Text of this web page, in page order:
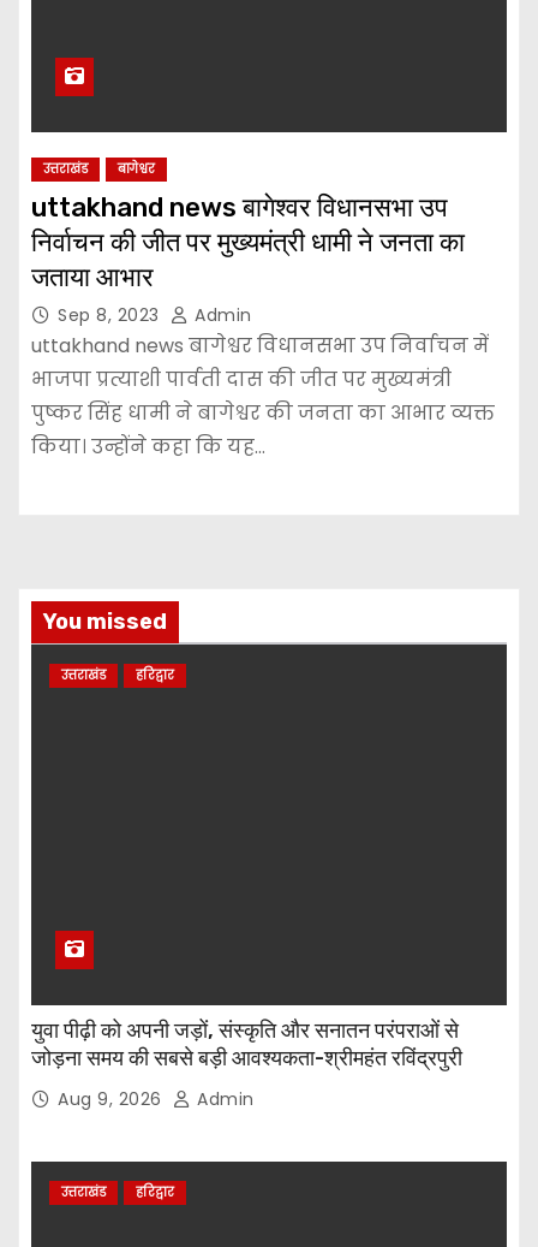
उत्तराखंड बागेश्वर
uttakhand news बागेश्वर विधानसभा उप
निर्वाचन की जीत पर मुख्यमंत्री धामी ने जनता का
जताया आभार
Sep 8, 2023 Admin
uttakhand news बागेश्वर विधानसभा उप निर्वाचन में
भाजपा प्रत्याशी पार्वती दास की जीत पर मुख्यमंत्री
पुष्कर सिंह धामी ने बागेश्वर की जनता का आभार व्यक्त
किया। उन्होंने कहा कि यह…
You missed
उत्तराखंड हरिद्वार
युवा पीढ़ी को अपनी जड़ों, संस्कृति और सनातन परंपराओं से
जोड़ना समय की सबसे बड़ी आवश्यकता-श्रीमहंत रविंद्रपुरी
Aug 9, 2026 Admin
उत्तराखंड हरिद्वार